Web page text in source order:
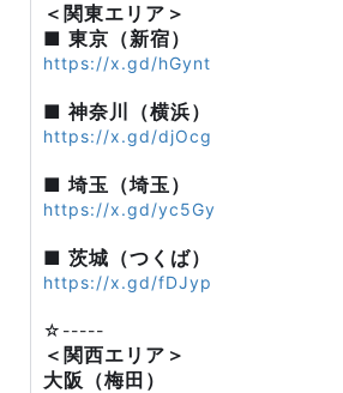
＜関東エリア＞
■ 東京（新宿）
https://x.gd/hGynt
■ 神奈川（横浜）
https://x.gd/djOcg
■ 埼玉（埼玉）
https://x.gd/yc5Gy
■ 茨城（つくば）
https://x.gd/fDJyp
☆-----
＜関西エリア＞
大阪（梅田）